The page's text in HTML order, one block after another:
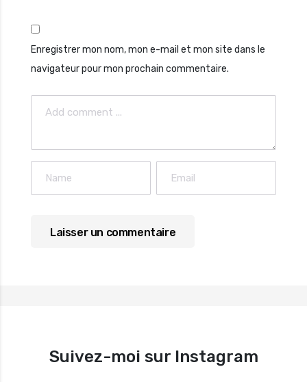
Enregistrer mon nom, mon e-mail et mon site dans le
navigateur pour mon prochain commentaire.
Suivez-moi sur Instagram